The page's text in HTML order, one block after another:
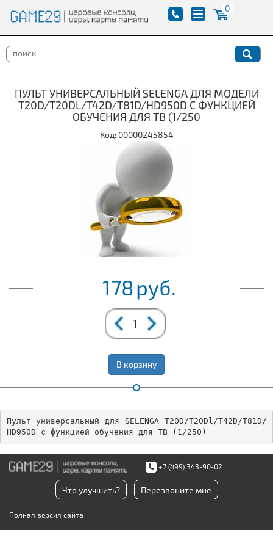
0
ПУЛЬТ УНИВЕРСАЛЬНЫЙ SELENGA ДЛЯ МОДЕЛИ
T20D/T20DL/T42D/T81D/HD950D С ФУНКЦИЕЙ
ОБУЧЕНИЯ ДЛЯ ТВ (1/250
Код: 00000245854
178руб.
В корзину
Пульт универсальный для SELENGA T20D/T20Dl/T42D/T81D/
HD950D с функцией обучения для ТВ (1/250)
+7 (499) 343-90-02
Что улучшить? Перезвоните мне
Полная версия сайта